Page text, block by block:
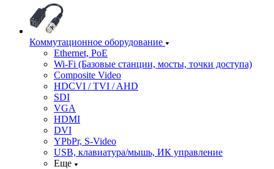
Коммутационное оборудование
Ethernet, PoE
Wi-Fi (Базовые станции, мосты, точки доступа)
Composite Video
HDCVI / TVI / AHD
SDI
VGA
HDMI
DVI
YPbPr, S-Video
USB, клавиатура/мышь, ИК управление
Еще